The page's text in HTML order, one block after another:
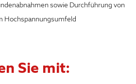
sowie Durchführung von
Hochspannungsumfeld
Sie mit: